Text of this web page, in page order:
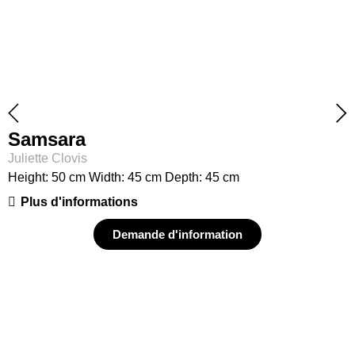
Samsara
Juliette Clovis
Height: 50 cm Width: 45 cm Depth: 45 cm
Plus d'informations
Demande d'information